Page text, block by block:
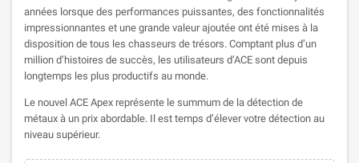
années lorsque des performances puissantes, des fonctionnalités
impressionnantes et une grande valeur ajoutée ont été mises à la
disposition de tous les chasseurs de trésors. Comptant plus d’un
million d’histoires de succès, les utilisateurs d’ACE sont depuis
longtemps les plus productifs au monde.
Le nouvel ACE Apex représente le summum de la détection de
métaux à un prix abordable. Il est temps d’élever votre détection au
niveau supérieur.